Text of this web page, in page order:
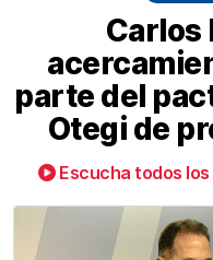
Carlos
parte del
Otegi de
Escucha todos los